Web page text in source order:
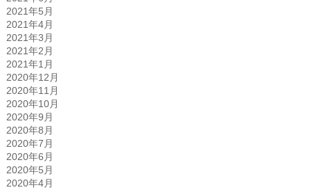
2021年5月
2021年4月
2021年3月
2021年2月
2021年1月
2020年12月
2020年11月
2020年10月
2020年9月
2020年8月
2020年7月
2020年6月
2020年5月
2020年4月